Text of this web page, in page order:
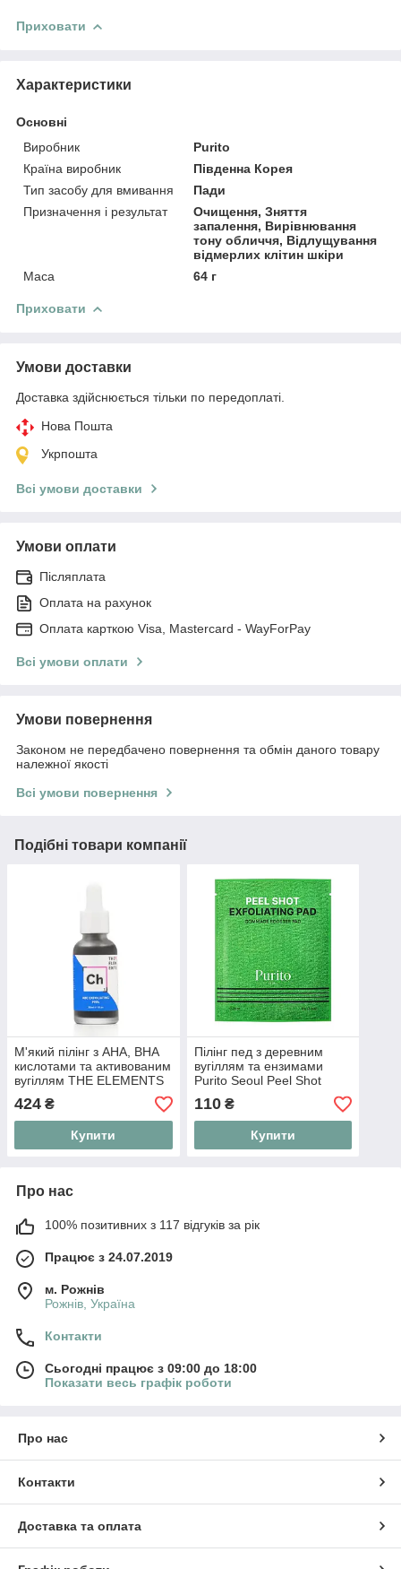
Приховати
Характеристики
Основні
Виробник
Purito
Країна виробник
Південна Корея
Тип засобу для вмивання
Пади
Призначення і результат
Очищення, Зняття
запалення, Вирівнювання
тону обличчя, Відлущування
відмерлих клітин шкіри
Маса
64 г
Приховати
Умови доставки
Доставка здійснюється тільки по передоплаті.
Нова Пошта
Укрпошта
Всі умови доставки
Умови оплати
Післяплата
Оплата на рахунок
Оплата карткою Visa, Mastercard - WayForPay
Всі умови оплати
Умови повернення
Законом не передбачено повернення та обмін даного товару
належної якості
Всі умови повернення
Подібні товари компанії
М'який пілінг з AHA, BHA
кислотами та активованим
вугіллям THE ELEMENTS
ABC Exfoliating Peel, 30 мл
424 ₴
Купити
Пілінг пед з деревним
вугіллям та ензимами
Purito Seoul Peel Shot
Exfoliating Pad 8 г
110₴
Купити
Про нас
100% позитивних з 117 відгуків за рік
Працює з 24.07.2019
м. Рожнів
Рожнів, Україна
Контакти
Сьогодні працює з 09:00 до 18:00
Показати весь графік роботи
Про нас
Контакти
Доставка та оплата